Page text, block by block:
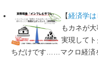
【経済学
もカネが
実現して
ちだけです……マクロ経済